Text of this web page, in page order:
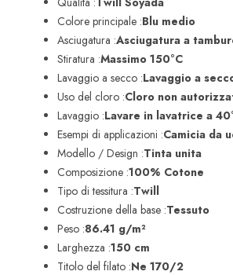
Colore principale :Blu medio
Asciugatura :Asciugatura a
Stiratura :Massimo 150°C
Lavaggio a secco :Lavaggio a
Uso del cloro :Cloro non
Lavaggio :Lavare in lavatrice a
Esempi di applicazioni :Camicia da
Modello / Design :Tinta unita
Composizione :100% Cotone
Tipo di tessitura :Twill
Costruzione della base :Tessuto
Peso :86.41 g/m²
Larghezza :150 cm
Titolo del filato :Ne 170/2